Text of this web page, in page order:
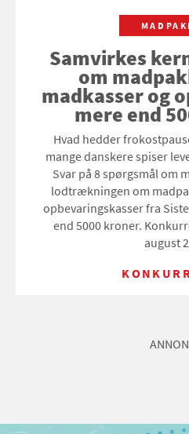
Samvirkes
om
madkasser og
mere end
Hvad hedder
mange danskere spiser
Svar på 8 spørgsmål om
lodtrækningen om
opbevaringskasser fra
end 5000 kroner.
august